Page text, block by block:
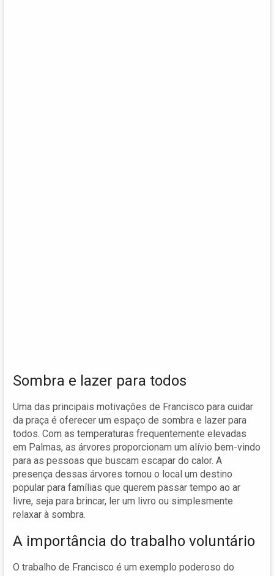
Sombra e lazer para todos
Uma das principais motivações de Francisco para cuidar
da praça é oferecer um espaço de sombra e lazer para
todos. Com as temperaturas frequentemente elevadas
em Palmas, as árvores proporcionam um alívio bem-vindo
para as pessoas que buscam escapar do calor. A
presença dessas árvores tornou o local um destino
popular para famílias que querem passar tempo ao ar
livre, seja para brincar, ler um livro ou simplesmente
relaxar à sombra.
A importância do trabalho voluntário
O trabalho de Francisco é um exemplo poderoso do